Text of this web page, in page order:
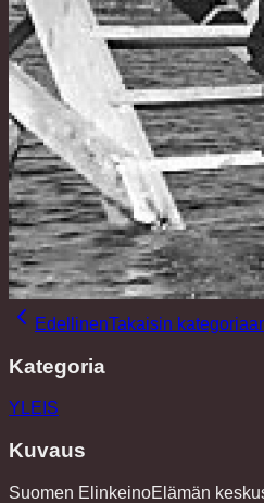
EdellinenTakaisin
Kategoria
YLEIS
Kuvaus
Suomen ElinkeinoElämän